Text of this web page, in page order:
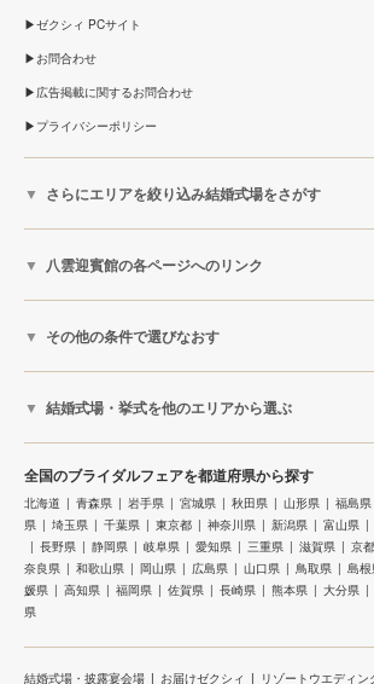
ゼクシィ PCサイト
お問合わせ
広告掲載に関するお問合わせ
プライバシーポリシー
さらにエリアを絞り込み結婚式場をさがす
八雲迎賓館の各ページへのリンク
その他の条件で選びなおす
結婚式場・挙式を他のエリアから選ぶ
全国のブライダルフェアを都道府県から探す
北海道 青森県 岩手県 宮城県 秋田県 山形県 福島県
県
埼玉県 千葉県 東京都 神奈川県 新潟県 富山県
長野県
静岡県 岐阜県 愛知県 三重県 滋賀県 京
奈良県
和歌山県 岡山県 広島県 山口県 鳥取県 島
媛県
高知県 福岡県 佐賀県 長崎県 熊本県 大分県
県
結婚式場・披露宴会場 お届けゼクシィ リゾートウエディン